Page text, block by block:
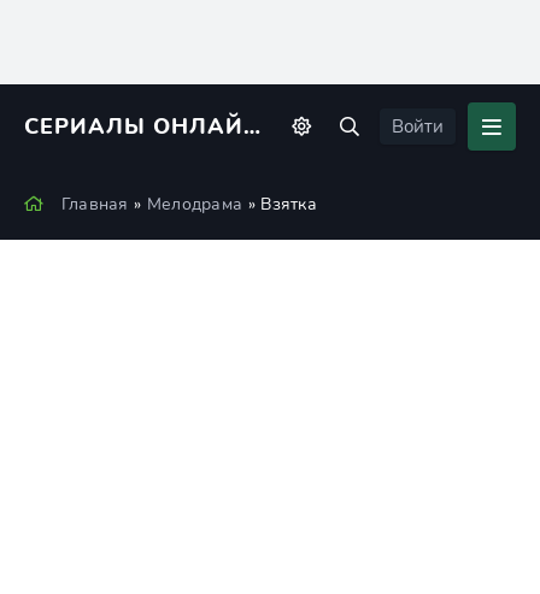
СЕРИАЛЫ ОНЛАЙН KINORIUS Войти
Главная » Мелодрама » Взятка